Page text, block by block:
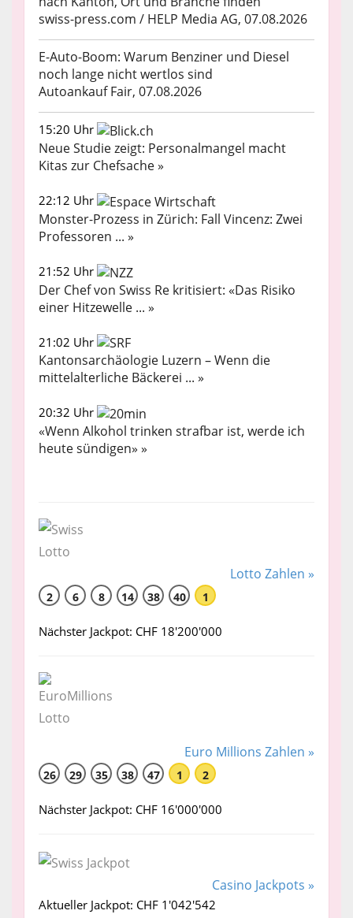
swiss-press.com / HELP Media AG, 07.08.2026
E-Auto-Boom: Warum Benziner und Diesel
noch lange nicht wertlos sind
Autoankauf Fair, 07.08.2026
15:20 Uhr
Neue Studie zeigt: Personalmangel macht
Kitas zur Chefsache »
22:12 Uhr
Monster-Prozess in Zürich: Fall Vincenz: Zwei
Professoren ... »
21:52 Uhr
Der Chef von Swiss Re kritisiert: «Das Risiko
einer Hitzewelle ... »
21:02 Uhr
Kantonsarchäologie Luzern – Wenn die
mittelalterliche Bäckerei ... »
20:32 Uhr
«Wenn Alkohol trinken strafbar ist, werde ich
heute sündigen» »
Lotto Zahlen »
2 6 8 14 38 40 1
Nächster Jackpot: CHF 18'200'000
Euro Millions Zahlen »
26 29 35 38 47 1 2
Nächster Jackpot: CHF 16'000'000
Casino Jackpots »
Aktueller Jackpot: CHF 1'042'542